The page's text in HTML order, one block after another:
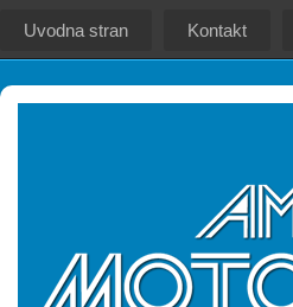
Uvodna stran Kontakt